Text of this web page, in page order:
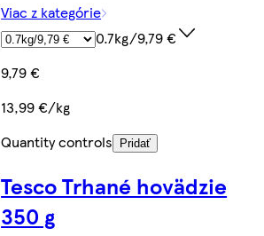
Viac z kategórie
0.7kg/9,79 €
9,79 €
13,99 €/kg
Quantity controls Pridať
Tesco Trhané hovädzie
350 g